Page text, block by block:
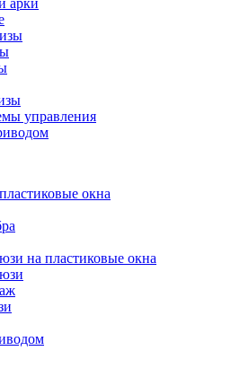
арки
управления
окна
на пластиковые окна